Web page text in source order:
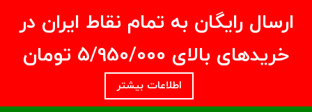
ارسال رایگان به تمام نقاط ایران در
خریدهای بالای ۵/950/000 تومان
اطلاعات بیشتر